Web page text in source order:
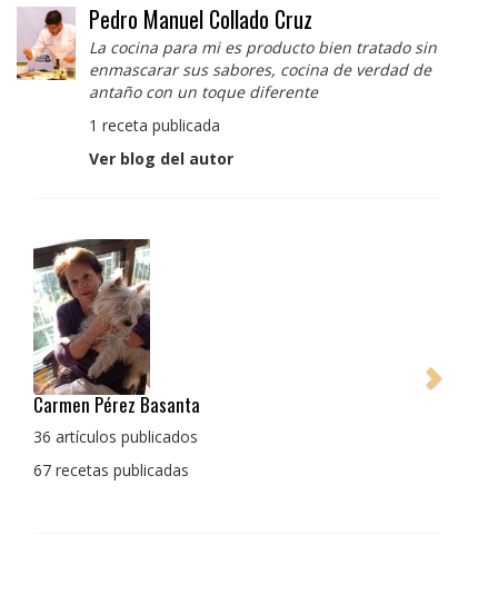
Pedro Manuel Collado Cruz
La cocina para mi es producto bien tratado sin
enmascarar sus sabores, cocina de verdad de
antaño con un toque diferente
1 receta publicada
Ver blog del autor
Pedro Manuel Collado Cruz
La cocina para mi es producto bien tratado sin
con un toque diferente